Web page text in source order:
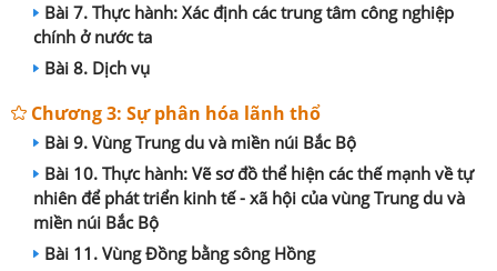
Bài 7. Thực hành: Xác định các trung tâm công nghiệp
chính ở nước ta
Bài 8. Dịch vụ
Chương 3: Sự phân hóa lãnh thổ
Bài 9. Vùng Trung du và miền núi Bắc Bộ
Bài 10. Thực hành: Vẽ sơ đồ thể hiện các thế mạnh về tự
nhiên để phát triển kinh tế - xã hội của vùng Trung du và
miền núi Bắc Bộ
Bài 11. Vùng Đồng bằng sông Hồng